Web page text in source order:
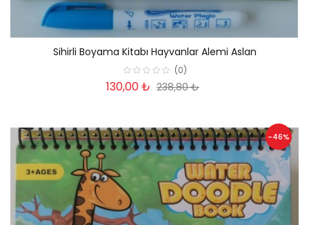
Sihirli Boyama Kitabı Hayvanlar Alemi Aslan
(0)
130,00 ₺ 238,80 ₺
-46%